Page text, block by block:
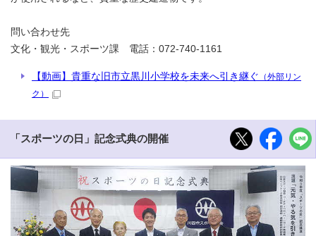
問い合わせ先
文化・観光・スポーツ課 電話：072-740-1161
【動画】貴重な旧市立黒川小学校を未来へ引き継ぐ （外部リン
ク）
「スポーツの日」記念式典の開催